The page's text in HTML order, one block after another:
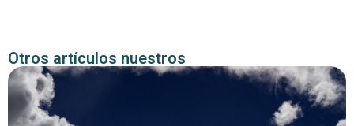
Otros artículos nuestros